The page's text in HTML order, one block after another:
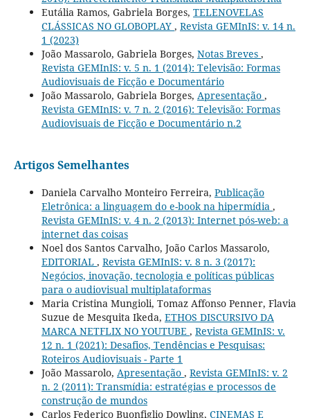
Eutália Ramos, Gabriela Borges, TELENOVELAS
CLÁSSICAS NO GLOBOPLAY , Revista GEMInIS: v. 14 n.
1 (2023)
João Massarolo, Gabriela Borges, Notas Breves ,
Revista GEMInIS: v. 5 n. 1 (2014): Televisão: Formas
Audiovisuais de Ficção e Documentário
João Massarolo, Gabriela Borges, Apresentação ,
Revista GEMInIS: v. 7 n. 2 (2016): Televisão: Formas
Audiovisuais de Ficção e Documentário n.2
Artigos Semelhantes
Daniela Carvalho Monteiro Ferreira, Publicação
Eletrônica: a linguagem do e-book na hipermídia ,
Revista GEMInIS: v. 4 n. 2 (2013): Internet pós-web: a
internet das coisas
Noel dos Santos Carvalho, João Carlos Massarolo,
EDITORIAL , Revista GEMInIS: v. 8 n. 3 (2017):
Negócios, inovação, tecnologia e políticas públicas
para o audiovisual multiplataformas
Maria Cristina Mungioli, Tomaz Affonso Penner, Flavia
Suzue de Mesquita Ikeda, ETHOS DISCURSIVO DA
MARCA NETFLIX NO YOUTUBE , Revista GEMInIS: v.
12 n. 1 (2021): Desafios, Tendências e Pesquisas:
Roteiros Audiovisuais - Parte 1
João Massarolo, Apresentação , Revista GEMInIS: v. 2
n. 2 (2011): Transmídia: estratégias e processos de
construção de mundos
Carlos Federico Buonfiglio Dowling, CINEMAS E